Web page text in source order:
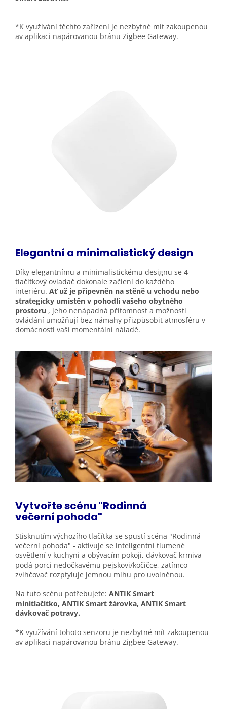
*K využívání těchto zařízení je nezbytné mít zakoupenou
av aplikaci napárovanou bránu Zigbee Gateway.
Elegantní a minimalistický design
Díky elegantnímu a minimalistickému designu se 4-
tlačítkový ovladač dokonale začlení do každého
interiéru. Ať už je připevněn na stěně u vchodu nebo
strategicky umístěn v pohodlí vašeho obytného
prostoru , jeho nenápadná přítomnost a možnosti
ovládání umožňují bez námahy přizpůsobit atmosféru v
domácnosti vaší momentální náladě.
Vytvořte scénu "Rodinná
večerní pohoda"
Stisknutím výchozího tlačítka se spustí scéna "Rodinná
večerní pohoda" - aktivuje se inteligentní tlumené
osvětlení v kuchyni a obývacím pokoji, dávkovač krmiva
podá porci nedočkavému pejskovi/kočičce, zatímco
zvlhčovač rozptyluje jemnou mlhu pro uvolněnou.
Na tuto scénu potřebujete: ANTIK Smart
minitlačítko, ANTIK Smart žárovka, ANTIK Smart
dávkovač potravy.
*K využívání tohoto senzoru je nezbytné mít zakoupenou
av aplikaci napárovanou bránu Zigbee Gateway.